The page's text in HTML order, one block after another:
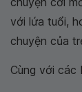
với lứa tuổi,
chuyện của
Cùng với các